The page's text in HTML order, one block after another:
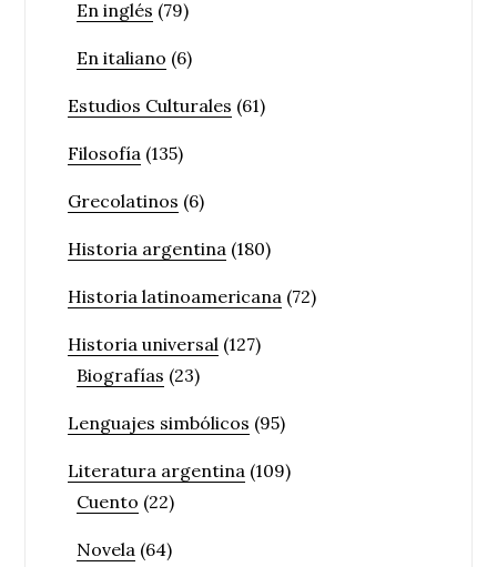
En inglés (79)
En italiano (6)
Estudios Culturales (61)
Filosofía (135)
Grecolatinos (6)
Historia argentina (180)
Historia latinoamericana (72)
Historia universal (127)
Biografías (23)
Lenguajes simbólicos (95)
Literatura argentina (109)
Cuento (22)
Novela (64)